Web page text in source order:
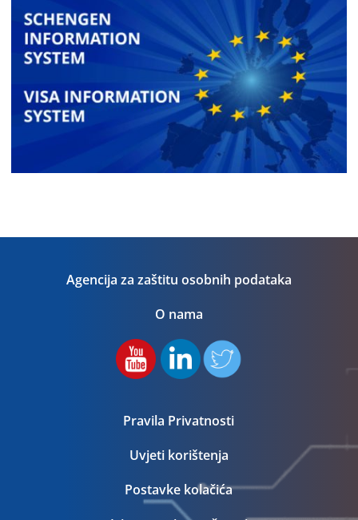
Agencija za zaštitu osobnih podataka
O nama
Pravila Privatnosti
Uvjeti korištenja
Postavke kolačića